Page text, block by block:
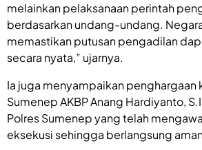
melainkan pelaksanaan perintah
berdasarkan undang-undang.
memastikan putusan pengadilan
secara nyata,” ujarnya.
Ia juga menyampaikan penghargaan
Sumenep AKBP Anang Hardiyanto,
Polres Sumenep yang telah
eksekusi sehingga berlangsung